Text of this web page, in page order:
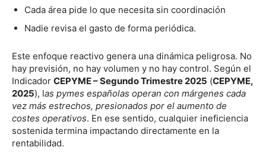
Cada área pide lo que necesita sin coordinación
Nadie revisa el gasto de forma periódica.
Este enfoque reactivo genera una dinámica peligrosa. No
hay previsión, no hay volumen y no hay control. Según el
Indicador CEPYME – Segundo Trimestre 2025 (CEPYME,
2025), las pymes españolas operan con márgenes cada
vez más estrechos, presionados por el aumento de
costes operativos. En ese sentido, cualquier ineficiencia
sostenida termina impactando directamente en la
rentabilidad.